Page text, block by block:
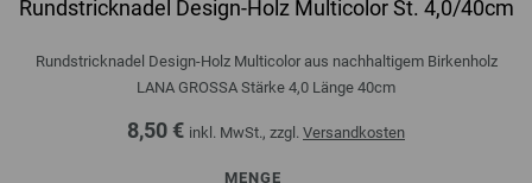
Rundstricknadel Design-Holz Multicolor St. 4,0/40cm
Rundstricknadel Design-Holz Multicolor aus nachhaltigem Birkenholz
LANA GROSSA Stärke 4,0 Länge 40cm
8,50 € inkl. MwSt., zzgl. Versandkosten
MENGE